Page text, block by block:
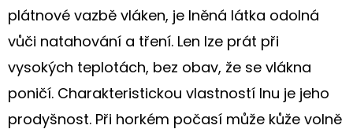
plátnové vazbě vláken, je lněná látka odolná
vůči natahování a tření. Len lze prát při
vysokých teplotách, bez obav, že se vlákna
poničí. Charakteristickou vlastností lnu je jeho
prodyšnost. Při horkém počasí může kůže volně
199
Kč